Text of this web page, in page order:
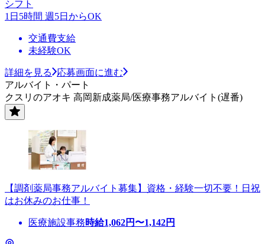
シフト
1日5時間 週5日からOK
交通費支給
未経験OK
詳細を見る
応募画面に進む
アルバイト・パート
クスリのアオキ 高岡新成薬局/医療事務アルバイト(遅番)
【調剤薬局事務アルバイト募集】資格・経験一切不要！日祝
はお休みのお仕事！
医療施設事務時給1,062円〜1,142円